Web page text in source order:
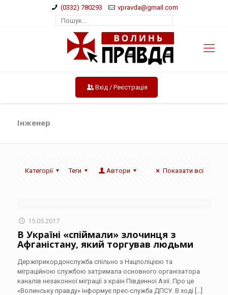
(0332) 780293 vpravda@gmail.com
Вхід / Реєстрація
Інженер
Категорії Теги Автори Показати всі
15.05.2017
В Україні «спіймали» злочинця з
Афганістану, який торгував людьми
Держприкордонслужба спільно з Нацполіцією та
міграційною службою затримала основного організатора
каналів незаконної міграції з країн Південної Азії. Про це
«Волинську правду» інформує прес-служба ДПСУ. В ході […]